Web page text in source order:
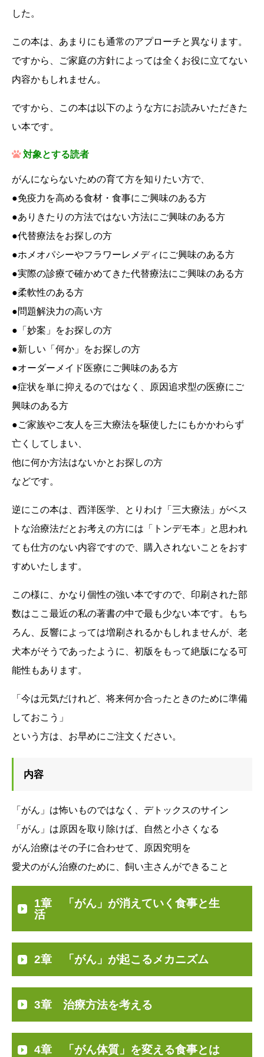
した。
この本は、あまりにも通常のアプローチと異なります。
ですから、ご家庭の方針によっては全くお役に立てない
内容かもしれません。
ですから、この本は以下のような方にお読みいただきた
い本です。
対象とする読者
がんにならないための育て方を知りたい方で、
●免疫力を高める食材・食事にご興味のある方
●ありきたりの方法ではない方法にご興味のある方
●代替療法をお探しの方
●ホメオパシーやフラワーレメディにご興味のある方
●実際の診療で確かめてきた代替療法にご興味のある方
●柔軟性のある方
●問題解決力の高い方
●「妙案」をお探しの方
●新しい「何か」をお探しの方
●オーダーメイド医療にご興味のある方
●症状を単に抑えるのではなく、原因追求型の医療にご
興味のある方
●ご家族やご友人を三大療法を駆使したにもかかわらず
亡くしてしまい、
他に何か方法はないかとお探しの方
などです。
逆にこの本は、西洋医学、とりわけ「三大療法」がベス
トな治療法だとお考えの方には「トンデモ本」と思われ
ても仕方のない内容ですので、購入されないことをおす
すめいたします。
この様に、かなり個性の強い本ですので、印刷された部
数はここ最近の私の著書の中で最も少ない本です。もち
ろん、反響によっては増刷されるかもしれませんが、老
犬本がそうであったように、初版をもって絶版になる可
能性もあります。
「今は元気だけれど、将来何か合ったときのために準備
しておこう」
という方は、お早めにご注文ください。
内容
「がん」は怖いものではなく、デトックスのサイン
「がん」は原因を取り除けば、自然と小さくなる
がん治療はその子に合わせて、原因究明を
愛犬のがん治療のために、飼い主さんができること
1章 「がん」が消えていく食事と生
活
2章 「がん」が起こるメカニズム
3章 治療方法を考える
4章 「がん体質」を変える食事とは